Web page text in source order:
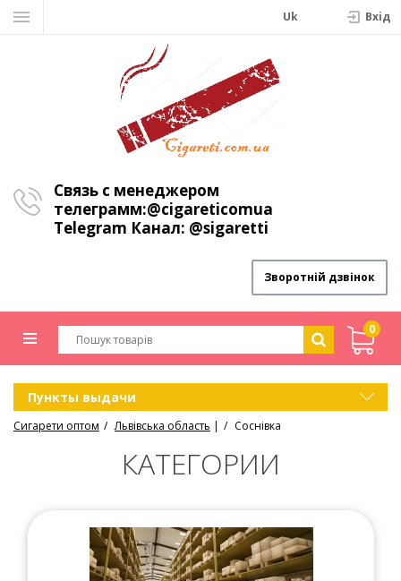
Uk Вхiд
Связь с менеджером
телеграмм:@cigareticomua
Telegram Канал: @sigaretti
Зворотній дзвінок
0
Пункты выдачи
Сигарети оптом Львівська область | Соснівка
КАТЕГОРИИ